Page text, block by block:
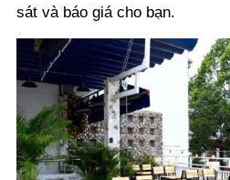
sát và báo giá cho bạn.